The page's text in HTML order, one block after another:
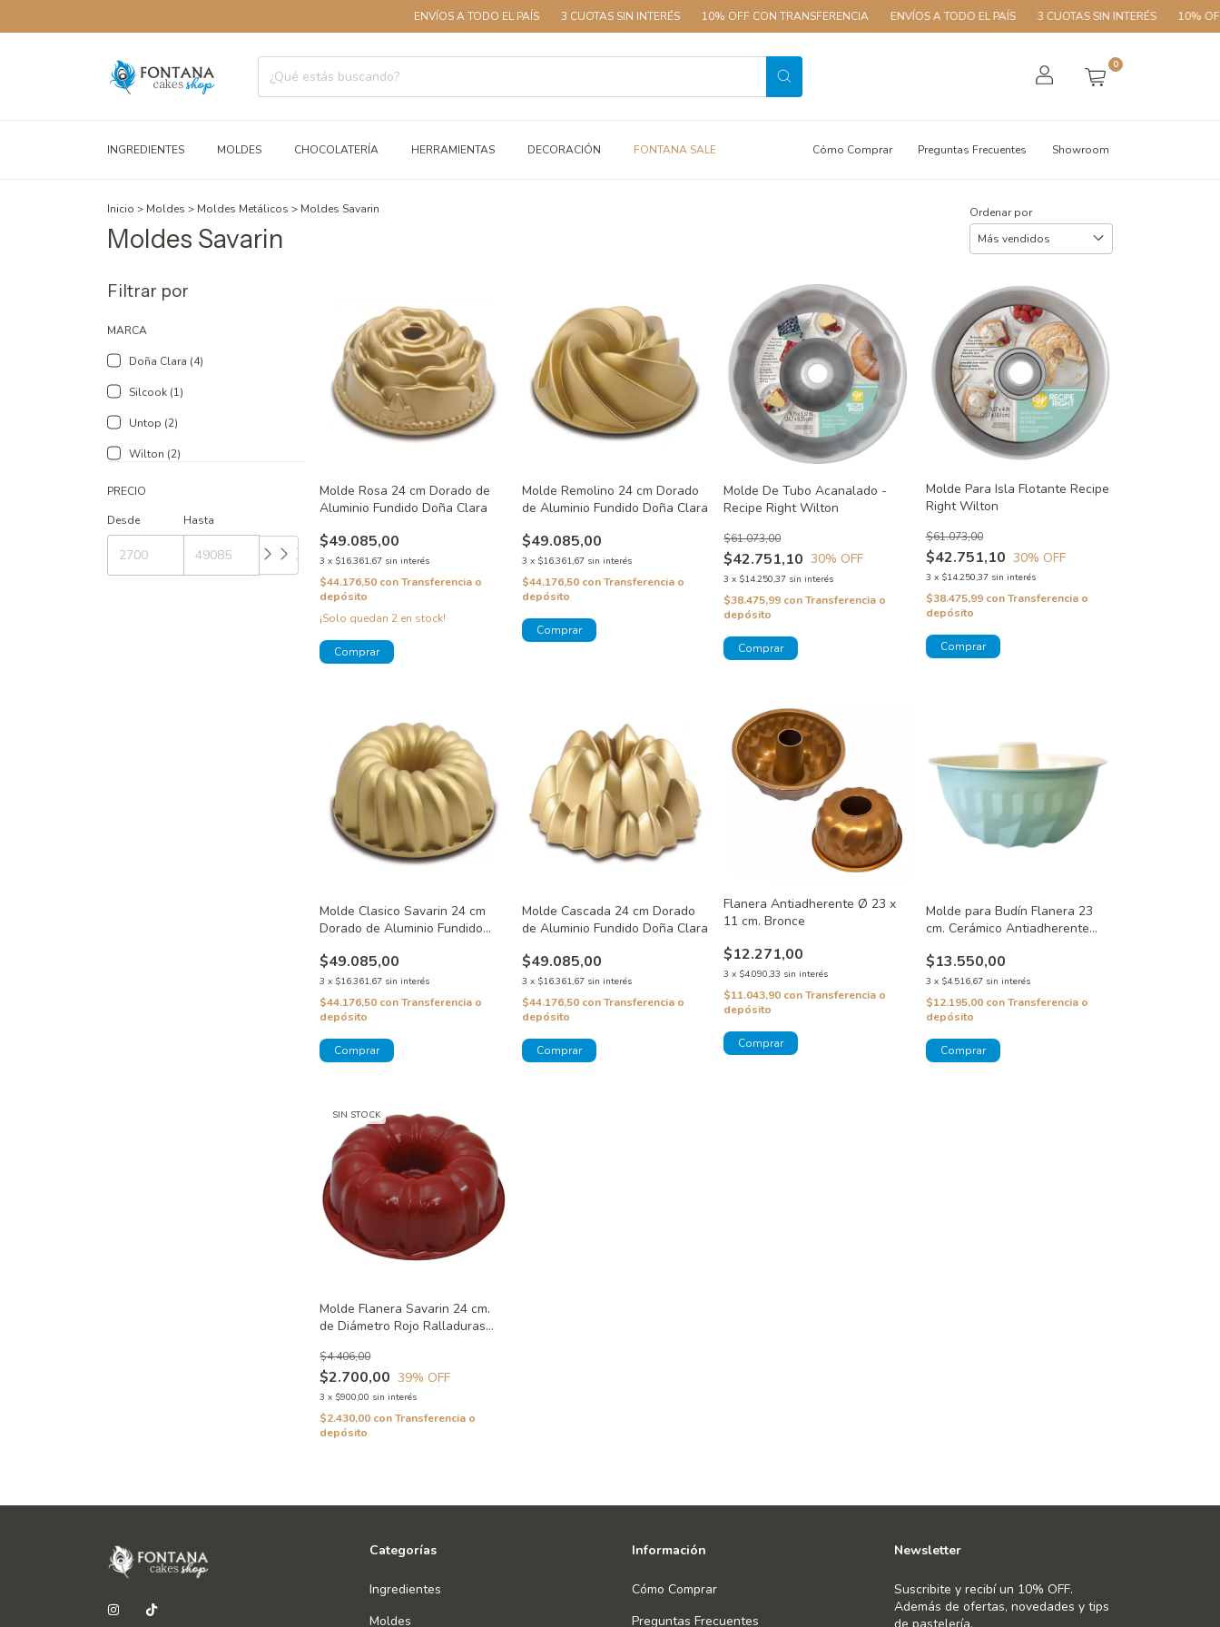
ENVÍOS A TODO EL PAÍS 3 CUOTAS SIN INTERÉS 10% OFF CON TRANSFERENCIA ENVÍOS A TODO EL PAÍS 3 CUOTAS SIN INTERÉS 10% OFF CON
0
INGREDIENTES MOLDES CHOCOLATERÍA HERRAMIENTAS DECORACIÓN FONTANA SALE Cómo Comprar Preguntas Frecuentes Showroom
Inicio > Moldes > Moldes Metálicos > Moldes Savarin
Moldes Savarin
Ordenar por
Filtrar por
MARCA
Doña Clara (4)
Silcook (1)
Untop (2)
Wilton (2)
PRECIO
Desde
Hasta
Molde Rosa 24 cm Dorado de
Aluminio Fundido Doña Clara
$49.085,00
3 x $16.361,67 sin interés
$44.176,50 con Transferencia o
depósito
¡Solo quedan 2 en stock!
Molde Remolino 24 cm Dorado
de Aluminio Fundido Doña Clara
$49.085,00
3 x $16.361,67 sin interés
$44.176,50 con Transferencia o
depósito
Molde De Tubo Acanalado -
Recipe Right Wilton
$42.751,10
$61.073,00
30% OFF
3 x $14.250,37 sin interés
$38.475,99 conTransferencia o
depósito
Molde Para Isla Flotante Recipe
Right Wilton
$42.751,10
$61.073,00
30% OFF
3 x $14.250,37 sin interés
$38.475,99 con Transferencia o
depósito
Molde Clasico Savarin 24 cm
Dorado de Aluminio Fundido
$49.085,00
3 x $16.361,67 sin interés
$44.176,50 con Transferencia o
depósito
Molde Cascada 24 cm Dorado
de Aluminio Fundido Doña Clara
$49.085,00
3 x $16.361,67 sin interés
$44.176,50 con Transferencia o
depósito
Flanera Antiadherente Ø 23 x
11 cm. Bronce
$12.271,00
3 x $4.090,33 sin interés
$11.043,90 conTransferencia o
depósito
Molde para Budín Flanera 23
cm. Cerámico Antiadherente
$13.550,00
3 x $4.516,67 sin interés
$12.195,00 con Transferencia o
depósito
SIN STOCK
Molde Flanera Savarin 24 cm.
de Diámetro Rojo Ralladuras
$2.700,00
$4.406,00
39% OFF
3 x $900,00 sin interés
$2.430,00 con Transferencia o
depósito
Categorías
Ingredientes
Moldes
Información
Cómo Comprar
Preguntas Frecuentes
Newsletter
Suscribite y recibí un 10% OFF.
Además de ofertas, novedades y tips